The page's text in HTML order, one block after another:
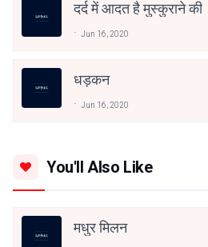
दर्द में आदत है मुस्कुराने की
Jun 16, 2020
धड़कन
Jun 16, 2020
You'll Also Like
मधुर मिलन